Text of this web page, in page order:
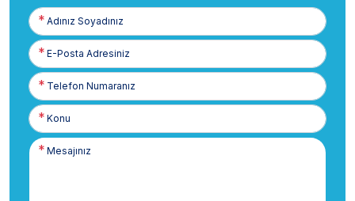
Adınız
Soyadınız
E-
Posta
Telefon
Numaranız